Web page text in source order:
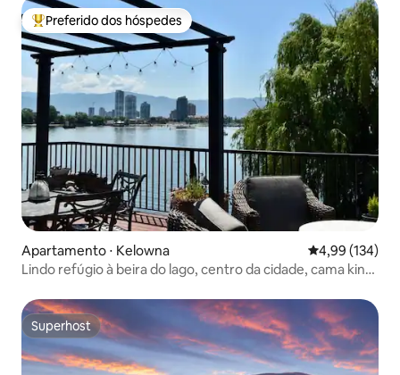
Entre os melhores preferidos dos hóspedes
Preferido dos hóspedes
Apartamento ⋅ Kelowna 4,99 de uma
4,99 (134)
Lindo refúgio à beira do lago, centro da cidade, cama king,
Superhost
Superhost